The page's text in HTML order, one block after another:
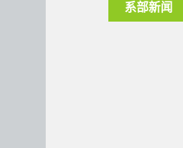
系部新闻